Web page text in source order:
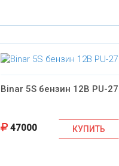
Binar 5S бензин 12В PU-27
47000 КУПИТЬ